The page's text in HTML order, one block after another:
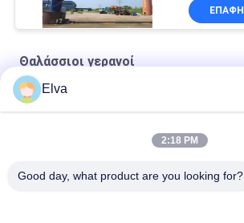
ΕΠΑΦΉ
Θαλάσσιοι γερανοί
Ναυτικό συρματόσχοινο Premium OUCO
Elva
2:18 PM
Good day, what product are you looking for?